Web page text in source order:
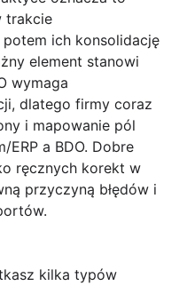
trakcie
ich konsolidację
element stanowi
wymaga
dlatego firmy coraz
i mapowanie pól
a BDO. Dobre
ręcznych korekt w
przyczyną błędów i
kilka typów